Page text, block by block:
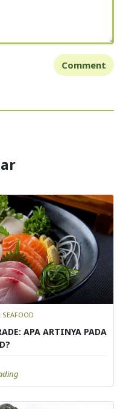
Comment
APA ARTINYA PADA